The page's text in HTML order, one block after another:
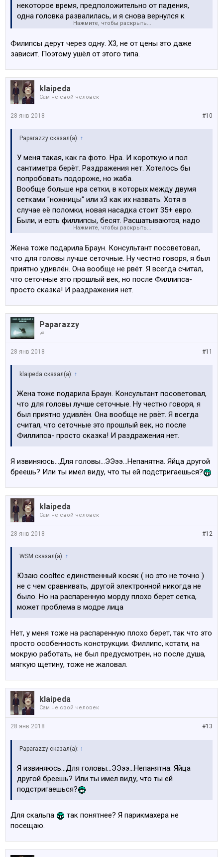
некоторое время, предположительно от падения,
одна головка развалилась, и я снова вернулся к
Нажмите, чтобы раскрыть...
Филипсы дерут через одну. Х3, не от цены это даже
зависит. Поэтому ушёл от этого типа.
klaipeda
Сам не свой человек
#10
28 янв 2018
Paparazzy сказал(а): ↑
У меня такая, как га фото. Нра. И короткую и пол
сантиметра берёт. Раздражения нет. Хотелось бы
попробовать подороже, но жаба.
Вообще больше нра сетки, в которых между двумя
сетками "ножницы" или х3 как их назвать. Хотя в
случае её поломки, новая насадка стоит 35+ евро.
Были, и есть филлипсы, бесят. Расшатываются, надо
чистить и тд. Брауны пока не подводили.
Нажмите, чтобы раскрыть...
Жена тоже подарила Браун. Консультант посоветовал,
что для головы лучше сеточные. Ну честно говоря, я был
приятно удивлён. Она вообще не рвёт. Я всегда считал,
что сеточные это прошлый век, но после Филлипса-
просто сказка! И раздражения нет.
Paparazzy
☭
#11
28 янв 2018
klaipeda сказал(а): ↑
Жена тоже подарила Браун. Консультант посоветовал,
что для головы лучше сеточные. Ну честно говоря, я
был приятно удивлён. Она вообще не рвёт. Я всегда
считал, что сеточные это прошлый век, но после
Филлипса- просто сказка! И раздражения нет.
Я извиняюсь...Для головы...ЭЭээ...Непанятна. Яйца другой
бреешь? Или ты имел виду, что ты ей подстригаешься?
klaipeda
Сам не свой человек
#12
28 янв 2018
WSM сказал(а): ↑
Юзаю cooltec единственный косяк ( но это не точно )
не с чем сравнивать, другой электронной никогда не
было. Но на распаренную морду плохо берет сетка,
может проблема в модре лица
Нет, у меня тоже на распаренную плохо берет, так что это
просто особенность конструкции. Филлипс, кстати, на
мокрую работать, не был предусмотрен, но после душа,
мягкую щетину, тоже не жаловал.
klaipeda
Сам не свой человек
#13
28 янв 2018
Paparazzy сказал(а): ↑
Я извиняюсь...Для головы...ЭЭээ...Непанятна. Яйца
другой бреешь? Или ты имел виду, что ты ей
подстригаешься?
Для скальпа
так понятнее? Я парикмахера не
посещаю.